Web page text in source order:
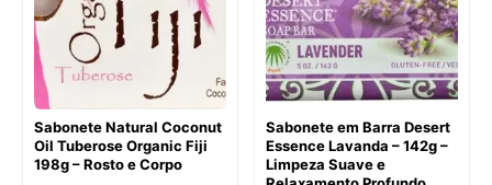
Sabonete Natural Coconut
Oil Tuberose Organic Fiji
198g – Rosto e Corpo
Sabonete em Barra Desert
Essence Lavanda – 142g –
Limpeza Suave e